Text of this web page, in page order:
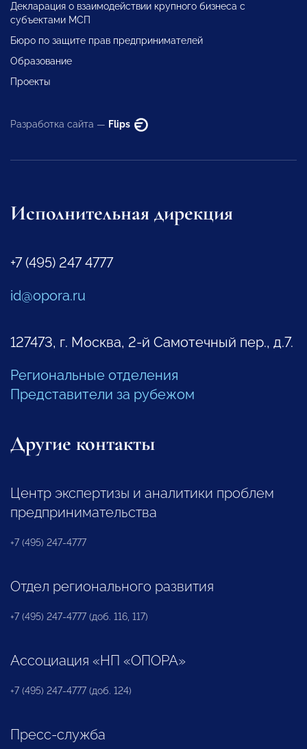
Декларация о взаимодействии крупного бизнеса с
субъектами МСП
Бюро по защите прав предпринимателей
Образование
Проекты
Разработка сайта — Flips
Исполнительная дирекция
+7 (495) 247 4777
id@opora.ru
127473, г. Москва, 2-й Самотечный пер., д.7.
Региональные отделения
Представители за рубежом
Другие контакты
Центр экспертизы и аналитики проблем
предпринимательства
+7 (495) 247-4777
Отдел регионального развития
+7 (495) 247-4777 (доб. 116, 117)
Ассоциация «НП «ОПОРА»
+7 (495) 247-4777 (доб. 124)
Пресс-служба